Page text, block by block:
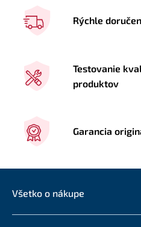
Rýchle
Testovanie
produktov
Garancia
Všetko o nákupe